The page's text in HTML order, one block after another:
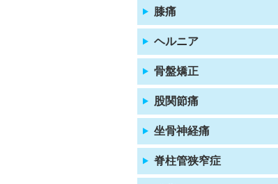
膝痛
ヘルニア
骨盤矯正
股関節痛
坐骨神経痛
脊柱管狭窄症